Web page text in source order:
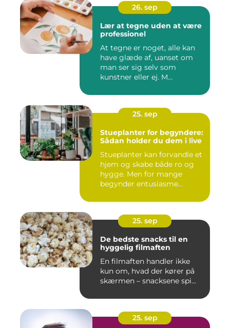
26. sep
Lær at tegne uden at være
professionel
At tegne er noget, alle kan
have glæde af, uanset om
man ser sig selv som
kunstner eller ej. M...
25. sep
Stueplanter for begyndere:
Sådan holder du dem i live
Stueplanter kan forvandle et
hjem og skabe både ro og
hygge. Men for mange
begynder entusiasme...
25. sep
De bedste snacks til en
hyggelig filmaften
En filmaften handler ikke
kun om, hvad der kører på
skærmen – snacksene spi...
25. sep